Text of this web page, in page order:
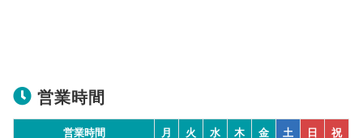
営業時間
営業時間 月 火 水 木 金 土 日 祝